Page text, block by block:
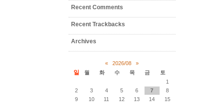
Recent Comments
Recent Trackbacks
Archives
« 2026/08 »
일 월 화 수 목 금
토
1
2
3 4 5 6 7
8
9
10 11 12 13 14
15